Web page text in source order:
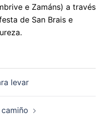
e Zamáns) a través
de San Brais e
levar